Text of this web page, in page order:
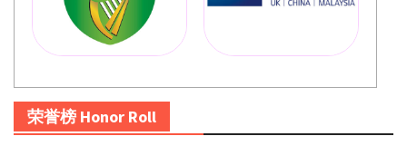
荣誉榜 Honor Roll